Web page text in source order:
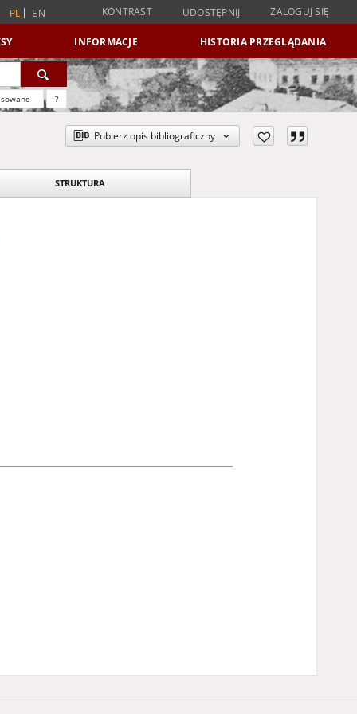
PL EN KONTRAST UDOSTĘPNIJ ZALOGUJ SIĘ
INFORMACJE HISTORIA PRZEGLĄDANIA
?
Pobierz opis bibliograficzny
STRUKTURA